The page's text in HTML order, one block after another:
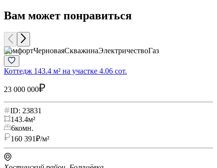
Вам может понравиться
КомфортЧерноваяСкважинаЭлектричествоГаз
Коттедж 143.4 м² на участке 4.06 сот.
23 000 000
ID: 23831
143.4м²
6комн.
160 391₽/м²